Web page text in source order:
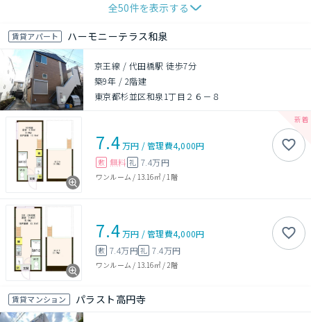
全50件を表示する
賃貸アパート ハーモニーテラス和泉
京王線 / 代田橋駅 徒歩7分
築9年 / 2階建
東京都杉並区和泉1丁目２６－８
7.4万円 /管理費4,000円
敷 無料 礼 7.4万円
ワンルーム / 13.16㎡/ 1階
7.4万円 /管理費4,000円
敷 7.4万円礼 7.4万円
ワンルーム / 13.16㎡/ 2階
賃貸マンション パラスト高円寺